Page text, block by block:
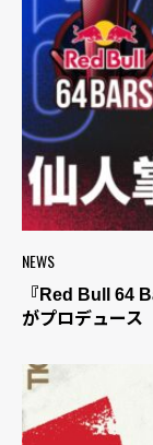
NEWS
『Red Bull 64
がプロデュース